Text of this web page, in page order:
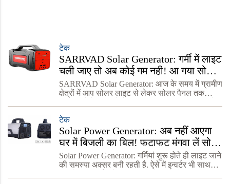
टेक
SARRVAD Solar Generator: गर्मी में लाइट
चली जाए तो अब कोई गम नही! आ गया सोलर
जनरेटर, जानें खूबी
SARRVAD Solar Generator: आज के समय में ग्रामीण
क्षेत्रों में आप सोलर लाइट से लेकर सोलर पैनल तक
जनरेटर एक
टेक
Solar Power Generator: अब नहीं आएगा
घर में बिजली का बिल! फटाफट मंगवा लें सोलर
जनरेटर, जानें बेनिफिट्स
Solar Power Generator: गर्मियां शुरू होते ही लाइट जाने
की समस्या अक्सर बनी रहती है. ऐसे में इन्वर्टर भी साथ